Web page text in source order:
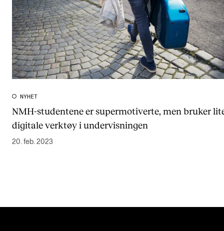
NYHET
NMH-studentene er supermotiverte, men bruker
digitale verktøy i undervisningen
20. feb. 2023